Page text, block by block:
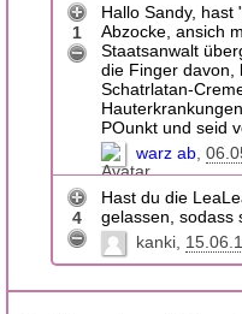
1
Hallo Sandy, hast
Abzocke, ansich
Staatsanwalt
die Finger davon,
Schatrlatan-
POunkt und seid
warz ab
4
Hast du die
gelassen, sodass
kanki